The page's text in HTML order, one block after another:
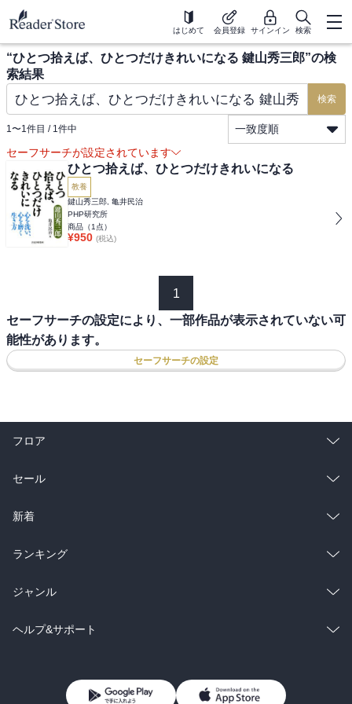
はじめて 会員登録 サインイン 検索
“ひとつ拾えば、ひとつだけきれいになる 鍵山秀三郎”の検
索結果
検索
1〜1件目 / 1件中
一致度順
セーフサーチが設定されています
ひとつ拾えば、ひとつだけきれいになる
教養
鍵山秀三郎, 亀井民治
PHP研究所
商品（1 点）
¥950 (税込)
1
セーフサーチの設定により、一部作品が表示されていない可
能性があります。
セーフサーチの設定
フロア
総合
ラノベ
雑誌・グラビア
BL・TL
セール
総合
ラノベ
雑誌・グラビア
BL・TL
新着
総合
ラノベ
雑誌・グラビア
ランキング
総合
ラノベ
ジャンル
コミック
ライトノベル 男子向けラノベ
ヘルプ&サポート